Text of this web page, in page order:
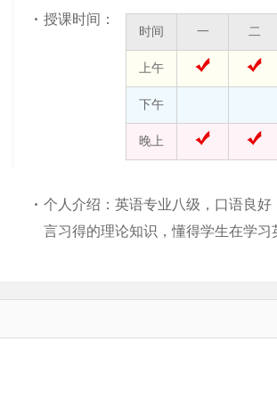
授课时间：
时间 一 二
上午
下午
晚上
个人介绍：英语专业八级，口语良
言习得的理论知识，懂得学生在学